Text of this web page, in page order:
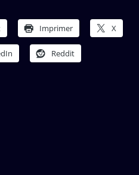
Imprimer X
Reddit